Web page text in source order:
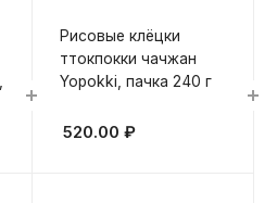
Рисовые клёцки
ттокпокки чачжан
Yopokki, пачка 240 г
520.00 ₽